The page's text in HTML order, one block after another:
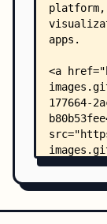
│
│
│   │
│   │
│
│
│
│   │
│
│
├──
├──